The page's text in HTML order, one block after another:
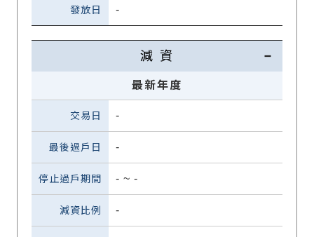
-
減 資
最新年度
-
-
- ~ -
-